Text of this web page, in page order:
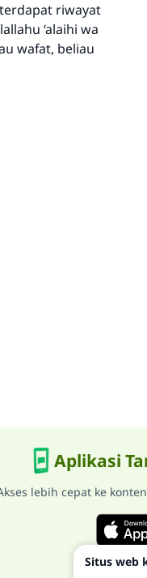
riwayat
‘alaihi wa
wafat, beliau
Aplikasi
lebih cepat ke
Situs web